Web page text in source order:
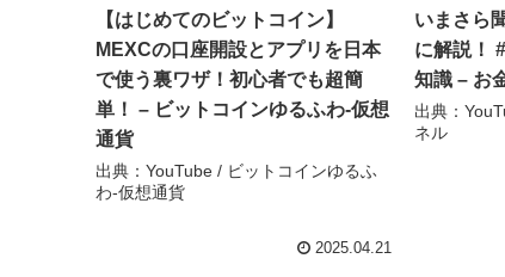
【はじめてのビットコイン】
MEXCの口座開設とアプリを日本
で使う裏ワザ！初心者でも超簡
単！ – ビットコインゆるふわ-仮想
通貨
出典：YouTube / ビットコインゆるふ
わ-仮想通貨
2025.04.21
いまさら
に解説！
知識 – お
出典：
ネル